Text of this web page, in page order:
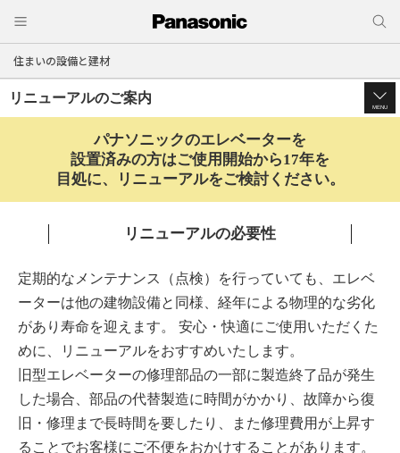
住まいの設備と建材
リニューアルのご案内
MENU
パナソニックのエレベーターを
設置済みの方はご使用開始から17年を
目処に、リニューアルをご検討ください。
リニューアルの必要性
定期的なメンテナンス（点検）を行っていても、エレベ
ーターは他の建物設備と同様、経年による物理的な劣化
があり寿命を迎えます。 安心・快適にご使用いただくた
めに、リニューアルをおすすめいたします。
旧型エレベーターの修理部品の一部に製造終了品が発生
した場合、部品の代替製造に時間がかかり、故障から復
旧・修理まで長時間を要したり、また修理費用が上昇す
ることでお客様にご不便をおかけすることがあります。